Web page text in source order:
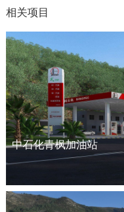
相关项目
中石化青枫加油站